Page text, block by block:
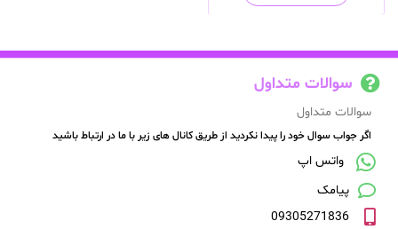
سوالات متداول
سوالات متداول
اگر جواب سوال خود را پیدا نکردید از طریق کانال های زیر با ما در ارتباط باشید
واتس اپ
پیامک
09305271836